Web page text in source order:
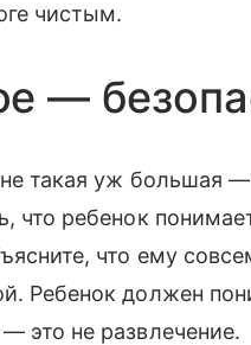
чистым.
—
такая уж большая
что ребенок
что ему
Ребенок должен
это не развлечение.